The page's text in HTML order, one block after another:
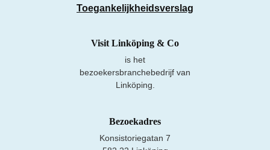
Toegankelijkheidsverslag
Visit Linköping & Co
is het
bezoekersbranchebedrijf van
Linköping.
Bezoekadres
Konsistoriegatan 7